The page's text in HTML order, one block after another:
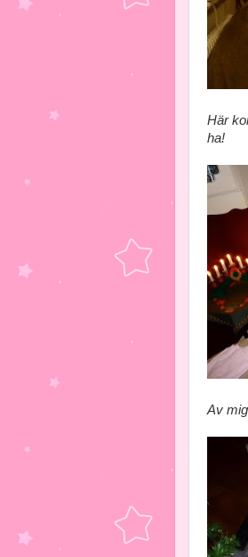
Här
ha!
Av